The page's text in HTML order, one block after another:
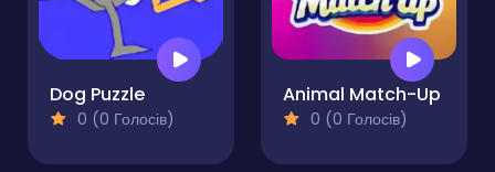
Dog Puzzle
0 (0 Голосів)
Animal Match-Up
0 (0 Голосів)